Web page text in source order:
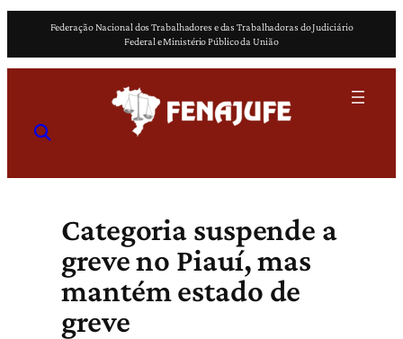
o
Federação Nacional dos Trabalhadores e das Trabalhadoras do Judiciário
Federal e Ministério Público da União
Categoria suspende a
greve no Piauí, mas
mantém estado de
greve